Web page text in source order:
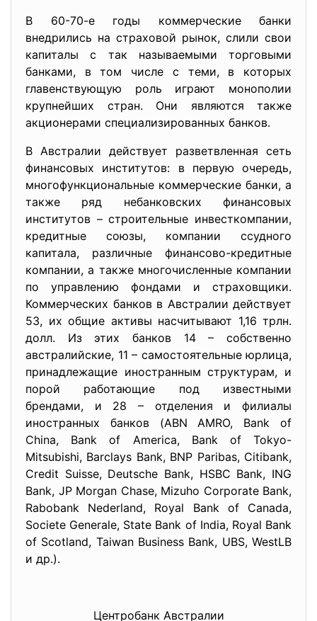
В 60-70-е годы коммерческие банки
внедрились на страховой рынок, слили свои
капиталы с так называемыми торговыми
банками, в том числе с теми, в которых
главенствующую роль играют монополии
крупнейших стран. Они являются также
акционерами специализированных банков.
В Австралии действует разветвленная сеть
финансовых институтов: в первую очередь,
многофункциональные коммерческие банки, а
также ряд небанковских финансовых
институтов – строительные инвесткомпании,
кредитные союзы, компании ссудного
капитала, различные финансово-кредитные
компании, а также многочисленные компании
по управлению фондами и страховщики.
Коммерческих банков в Австралии действует
53, их общие активы насчитывают 1,16 трлн.
долл. Из этих банков 14 – собственно
австралийские, 11 – самостоятельные юрлица,
принадлежащие иностранным структурам, и
порой работающие под известными
брендами, и 28 – отделения и филиалы
иностранных банков (ABN AMRO, Bank of
China, Bank of America, Bank of Tokyo-
Mitsubishi, Barclays Bank, BNP Paribas, Citibank,
Credit Suisse, Deutsche Bank, HSBC Bank, ING
Bank, JP Morgan Chase, Mizuho Corporate Bank,
Rabobank Nederland, Royal Bank of Canada,
Societe Generale, State Bank of India, Royal Bank
of Scotland, Taiwan Business Bank, UBS, WestLB
и др.).
Центробанк Австралии